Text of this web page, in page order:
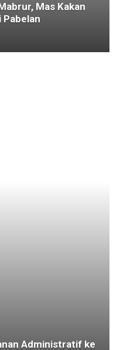
Mas Kakan
Pabelan
Administratif ke